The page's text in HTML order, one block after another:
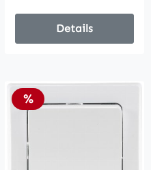
Details
Rabatt
%